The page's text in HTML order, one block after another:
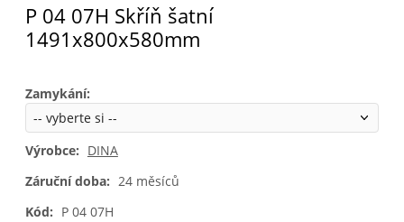
P 04 07H Skříň šatní
1491x800x580mm
Zamykání:
Výrobce: DINA
Záruční doba: 24 měsíců
Kód: P 04 07H